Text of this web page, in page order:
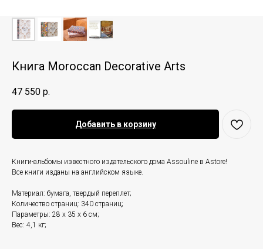
Книга Moroccan Decorative Arts
47 550 р.
Добавить в корзину
Книги-альбомы известного издательского дома Assouline в Astore!
Все книги изданы на английском языке.
Материал: бумага, твердый переплет;
Количество страниц: 340 страниц;
Параметры: 28 х 35 х 6 см;
Вес: 4,1 кг;